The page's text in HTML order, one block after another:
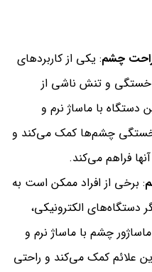
چشم: یکی از کاربردهای
و تنش ناشی از
با ماساژ نرم و
چشم‌ها کمک می‌کند و
فراهم می‌کند.
: برخی از افراد ممکن است به
دستگاه‌های الکترونیکی،
چشم با ماساژ نرم و
علائم کمک می‌کند و راحتی